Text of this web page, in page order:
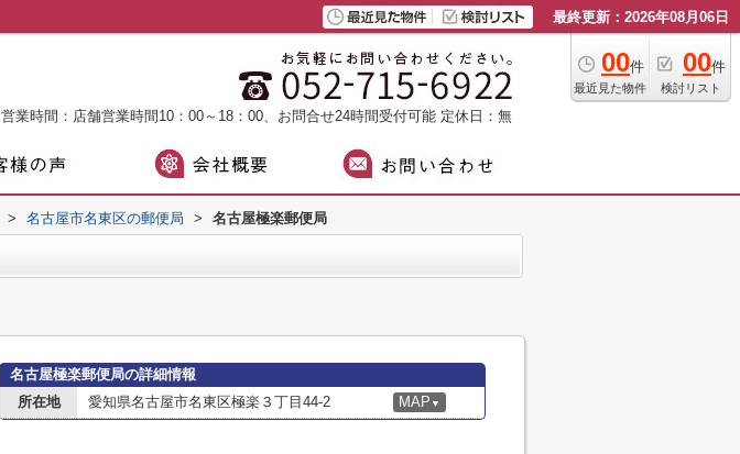
最終更新：2026年08月06日
00件
最近見た物件
00件
検討リスト
営業時間：店舗営業時間10：00～18：00、お問合せ24時間受付可能 定休日：無
> 名古屋市名東区の郵便局 > 名古屋極楽郵便局
名古屋極楽郵便局の詳細情報
所在地
愛知県名古屋市名東区極楽３丁目44-2 MAP ▼